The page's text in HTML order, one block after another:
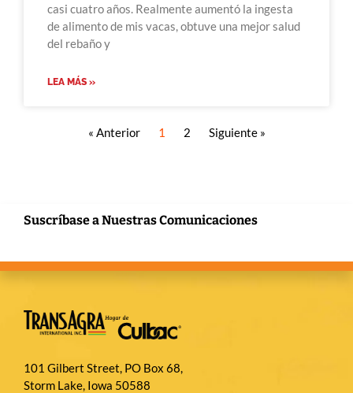
casi cuatro años. Realmente aumentó la ingesta
de alimento de mis vacas, obtuve una mejor salud
del rebaño y
LEA MÁS »
« Anterior 1 2 Siguiente »
Suscríbase a Nuestras Comunicaciones
101 Gilbert Street, PO Box 68,
Storm Lake, Iowa 50588